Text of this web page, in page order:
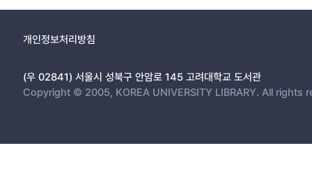
개인정보처리방침
(우 02841) 서울시 성북구 안암로 145 고려대학교 도서관
Copyright © 2005, KOREA UNIVERSITY LIBRARY. All rights